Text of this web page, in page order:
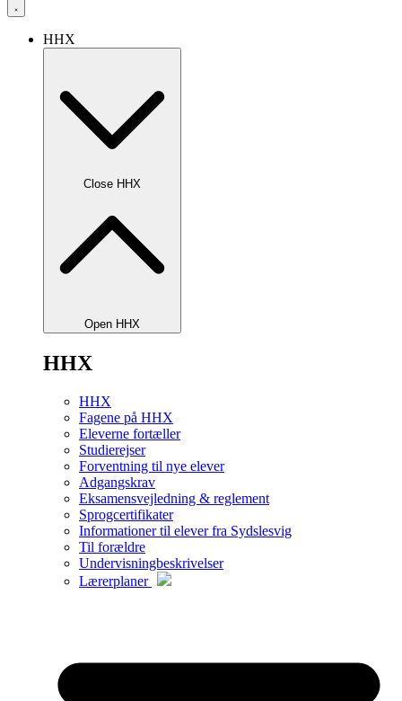
HHX
Close HHX
Open HHX
HHX
HHX
Fagene på HHX
Eleverne fortæller
Studierejser
Forventning til nye elever
Adgangskrav
Eksamensvejledning & reglement
Sprogcertifikater
Informationer til elever fra Sydslesvig
Til forældre
Undervisningbeskrivelser
Lærerplaner